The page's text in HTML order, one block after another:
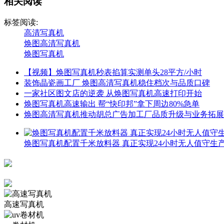
标签阅读:
高清写真机
焕图高清写真机
焕图写真机
【视频】焕图写真机秒表掐算实测单头28平方/小时
装饰晶瓷画工厂 焕图高清写真机稳住档次与品质口碑
一家社区图文店的逆袭 从焕图写真机高速打印开始
焕图写真机高速输出 帮“快印邦”拿下周边80%急单
焕图高清写真机推动胡总广告加工厂品质升级与业务拓展
焕图写真机配置千米放料器 真正实现24小时无人值守生
高速写真机